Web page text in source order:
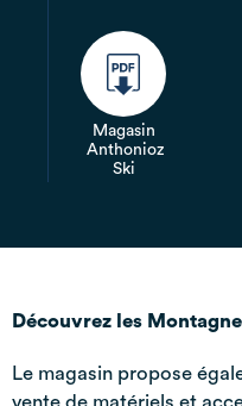
Magasin
Anthonioz
Ski
Découvrez les
Le magasin propose